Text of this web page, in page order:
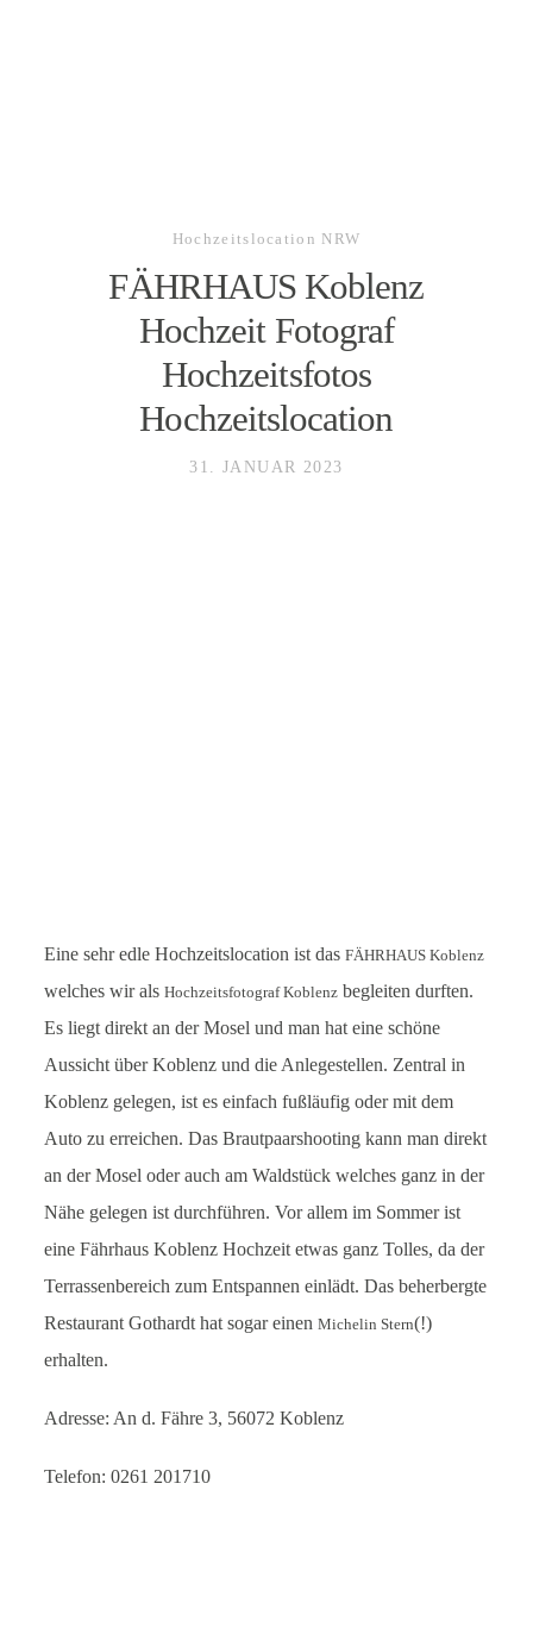
Video
Hochzeiten
Team
Hochzeitslocation NRW
FÄHRHAUS Koblenz
Hochzeit Fotograf
Hochzeitsfotos
Hochzeitslocation
31. JANUAR 2023
Eine sehr edle Hochzeitslocation ist dasFÄHRHAUS Koblenz
welches wir alsHochzeitsfotograf Koblenz begleiten durften.
Es liegt direkt an der Mosel und man hat eine schöne
Aussicht über Koblenz und die Anlegestellen. Zentral in
Koblenz gelegen, ist es einfach fußläufig oder mit dem
Auto zu erreichen. Das Brautpaarshooting kann man direkt
an der Mosel oder auch am Waldstück welches ganz in der
Nähe gelegen ist durchführen. Vor allem im Sommer ist
eine Fährhaus Koblenz Hochzeit etwas ganz Tolles, da der
Terrassenbereich zum Entspannen einlädt. Das beherbergte
Restaurant Gothardt hat sogar einenMichelin Stern(!)
erhalten.
Adresse: An d. Fähre 3, 56072 Koblenz
Telefon: 0261 201710